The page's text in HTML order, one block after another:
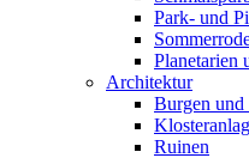
Park- und
Planetarien
Architektur
Burgen und
Ruinen